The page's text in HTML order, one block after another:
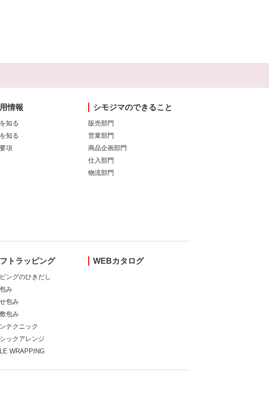
情報
知る
知る
項
シモジマのできること
販売部門
営業部門
商品企画部門
仕入部門
物流部門
トラッピング
ングのひきだし
み
包み
包み
テクニック
ックアレンジ
WRAPPING
WEBカタログ